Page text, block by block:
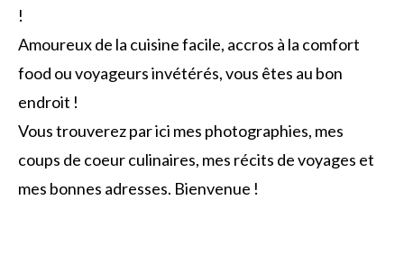
!
Amoureux de la cuisine facile, accros à la comfort
food ou voyageurs invétérés, vous êtes au bon
endroit !
Vous trouverez par ici mes photographies, mes
coups de coeur culinaires, mes récits de voyages et
mes bonnes adresses. Bienvenue !